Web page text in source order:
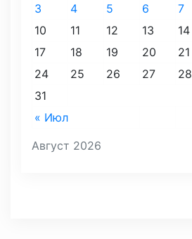
Август 2026
« Июл
3
4 5 6 7
10
11 12 13 14
17
18 19 20 21
24
25 26 27 28
31